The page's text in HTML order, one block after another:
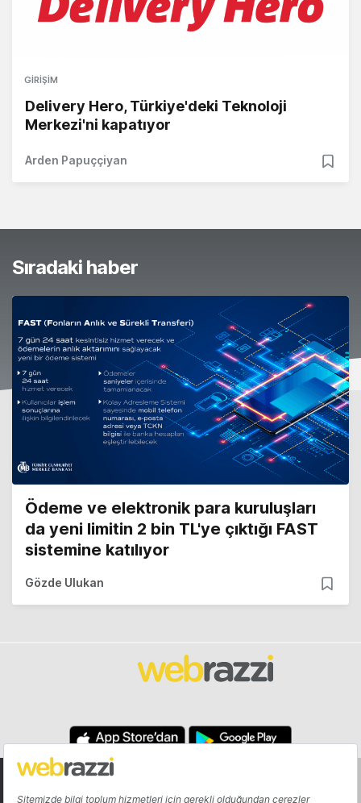
GIRIŞIM
Delivery Hero, Türkiye'deki Teknoloji
Merkezi'ni kapatıyor
Arden Papuççiyan
Sıradaki haber
Ödeme ve elektronik para kuruluşları
da yeni limitin 2 bin TL'ye çıktığı FAST
sistemine katılıyor
Gözde Ulukan